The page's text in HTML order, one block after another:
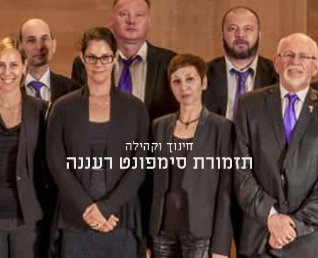
חינוך וקהילה
תזמורת סימפונט רעננה